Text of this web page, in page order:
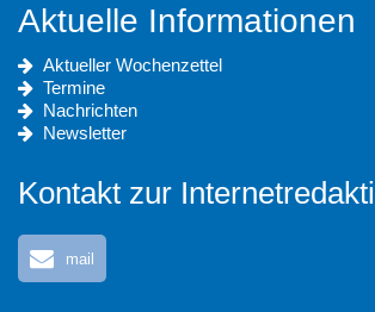
Aktuelle Informationen
Aktueller Wochenzettel
Termine
Nachrichten
Newsletter
Kontakt zur
mail